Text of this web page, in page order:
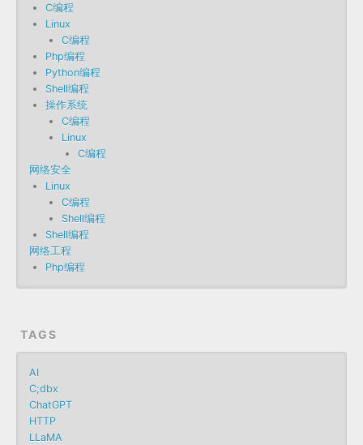
C编程
Linux
C编程
Php编程
Python编程
Shell编程
操作系统
C编程
Linux
C编程
网络安全
Linux
C编程
Shell编程
Shell编程
网络工程
Php编程
TAGS
AI
C;dbx
ChatGPT
HTTP
LLaMA